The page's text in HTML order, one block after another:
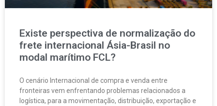
Existe perspectiva de normalização do
frete internacional Ásia-Brasil no
modal marítimo FCL?
O cenário Internacional de compra e venda entre
fronteiras vem enfrentando problemas relacionados a
logística, para a movimentação, distribuição, exportação e